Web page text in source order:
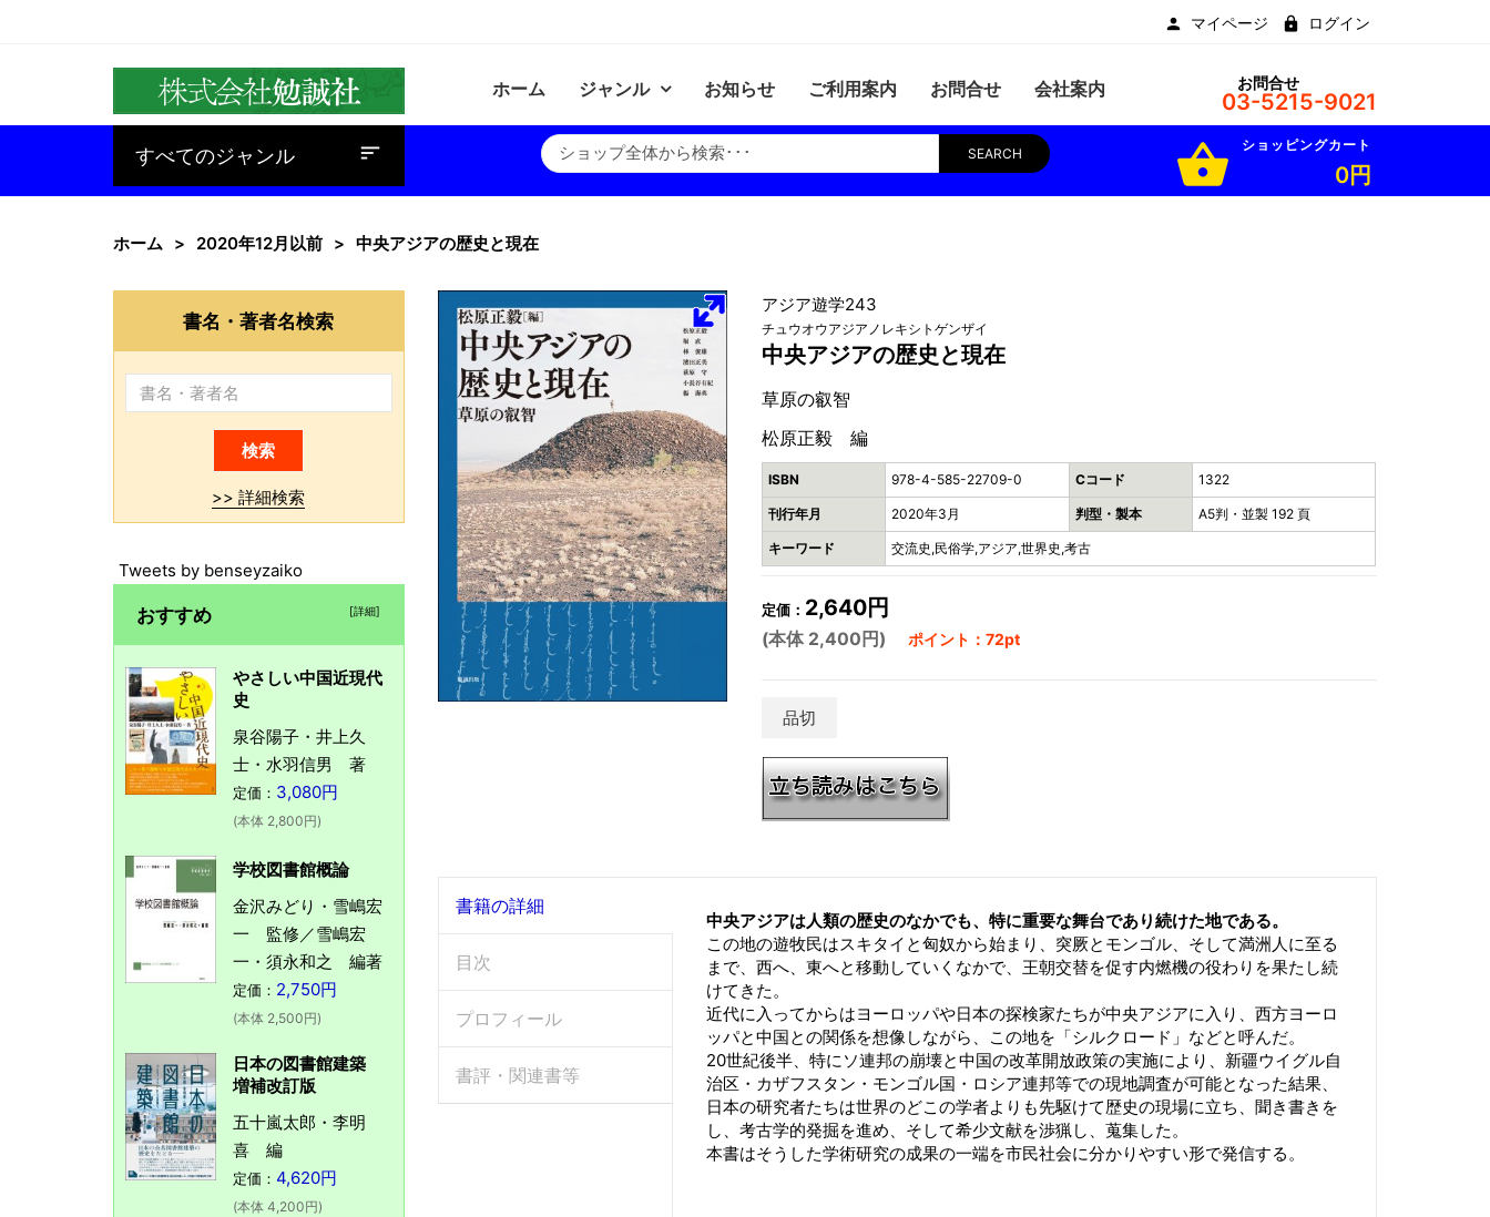
マイページ ログイン
ホーム ジャンル お知らせ ご利用案内 お問合せ 会社案内 お問合せ
03-5215-9021
すべてのジャンル
baseline_sort SEARCH shopping_basket ショッピングカート
0円
ホーム 2020年12月以前 中央アジアの歴史と現在
アジア遊学243
チュウオウアジアノレキシトゲンザイ
中央アジアの歴史と現在
草原の叡智
松原正毅 編
ISBN 978-4-585-22709-0 Cコード 1322
刊行年月 2020年3月 判型・製本 A5判・並製 192 頁
キーワード 交流史,民俗学,アジア,世界史,考古
定価： 2,640円
(本体 2,400円) ポイント：72pt
品切
書籍の詳細
目次
プロフィール
書評・関連書等
中央アジアは人類の歴史のなかでも、特に重要な舞台であり続けた地である。
この地の遊牧民はスキタイと匈奴から始まり、突厥とモンゴル、そして満洲人に至る
まで、西へ、東へと移動していくなかで、王朝交替を促す内燃機の役わりを果たし続
けてきた。
近代に入ってからはヨーロッパや日本の探検家たちが中央アジアに入り、西方ヨーロ
ッパと中国との関係を想像しながら、この地を「シルクロード」などと呼んだ。
20世紀後半、特にソ連邦の崩壊と中国の改革開放政策の実施により、新疆ウイグル自
治区・カザフスタン・モンゴル国・ロシア連邦等での現地調査が可能となった結果、
日本の研究者たちは世界のどこの学者よりも先駆けて歴史の現場に立ち、聞き書きを
し、考古学的発掘を進め、そして希少文献を渉猟し、蒐集した。
本書はそうした学術研究の成果の一端を市民社会に分かりやすい形で発信する。
書名・著者名検索
>> 詳細検索
Tweets by benseyzaiko
おすすめ [詳細]
やさしい中国近現代
史
泉谷陽子・井上久
士・水羽信男 著
定価： 3,080円
(本体 2,800円)
学校図書館概論
金沢みどり・雪嶋宏
一 監修／雪嶋宏
一・須永和之 編著
定価： 2,750円
(本体 2,500円)
日本の図書館建築
増補改訂版
五十嵐太郎・李明
喜 編
定価： 4,620円
(本体 4,200円)